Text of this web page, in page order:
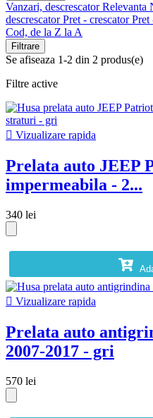
Vanzari, descrescatorRelevanta
descrescatorPret - crescatorPret
Cod, de la Z la A
Filtrare
Se afiseaza 1-2 din 2 produs(e)
Filtre active
 Vizualizare rapida
Prelata auto JEEP
impermeabila - 2...
340 lei
 Vizualizare rapida
Prelata auto
2007-2017 - gri
570 lei